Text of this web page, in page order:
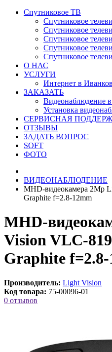
Спутниковое ТВ
Спутниковое
Спутниковое
Спутниковое
Спутниковое
Спутниковое
О НАС
УСЛУГИ
Интернет в
ЗАКАЗАТЬ
Видеонаблюдение
Установка
СЕРВИСНАЯ
ОТЗЫВЫ
ЗАДАТЬ ВОПРОС
SOFT
ФОТО
ВИДЕОНАБЛЮДЕНИЕ
MHD-видеокамера 2Mp
Graphite f=2.8-12mm
MHD-
Vision VLC-
Graphite
Производитель: Light Vision
Код товара: 75-00096-01
0 отзывов